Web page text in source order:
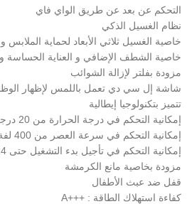
التحكم عن بعد عن طريق الواي فاي
نظام الغسيل الذكي
خاصية الغسيل ثلاثي الأبعاد لحماية الملابس
خاصية الشطف الإضافي و العناية الحساسة
مزودة بفلتر لإزالة الشوائب
شاشة إل سي دي تعمل باللمس لإظهار
تتميز بتكنولوجيا إيطالية
إمكانية التحكم في درجة الحرارة من 20 درجة حتى 90 درجة مئوية
إمكانية التحكم في سرعة العصر من 400 لفة إلى 1200 لفة في الدقيقة
إمكانية التحكم في تأجيل بدء التشغيل حتى 24 ساعة
مزودة بخاصية مانع الكرمشة
قفل ضد عبث الأطفال
كفاءة استهلاك الطاقة : +++A